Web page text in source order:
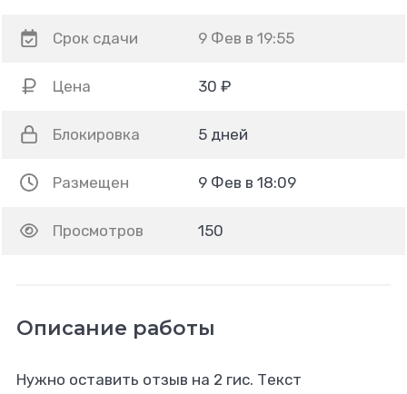
Срок сдачи 9 Фев в 19:55
Цена 30 ₽
Блокировка 5 дней
Размещен 9 Фев в 18:09
Просмотров 150
Описание работы
Нужно оставить отзыв на 2 гис. Текст